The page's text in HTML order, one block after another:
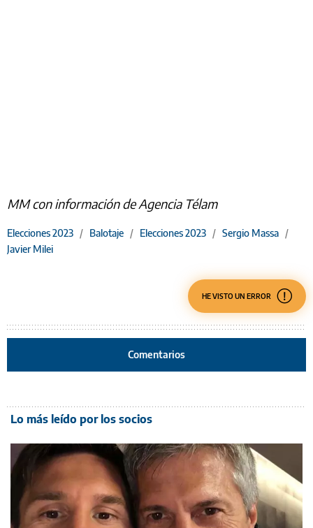
MM con información de Agencia Télam
Elecciones 2023 / Balotaje / Elecciones 2023 / Sergio Massa /
Javier Milei
HE VISTO UN ERROR
Comentarios
Lo más leído por los socios